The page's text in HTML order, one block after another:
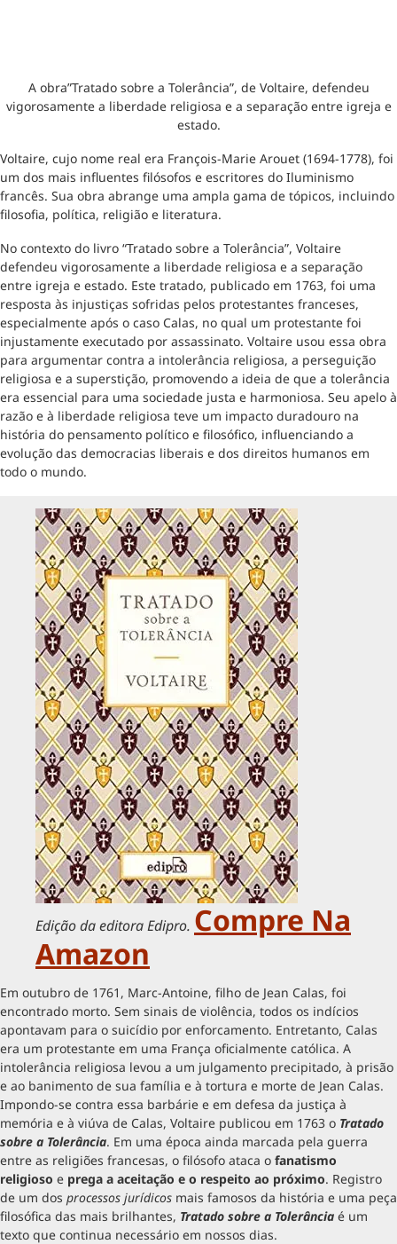
A obra”Tratado sobre a Tolerância”, de Voltaire, defendeu
vigorosamente a liberdade religiosa e a separação entre igreja e
estado.
Voltaire, cujo nome real era François-Marie Arouet (1694-1778), foi
um dos mais influentes filósofos e escritores do Iluminismo
francês. Sua obra abrange uma ampla gama de tópicos, incluindo
filosofia, política, religião e literatura.
No contexto do livro “Tratado sobre a Tolerância”, Voltaire
defendeu vigorosamente a liberdade religiosa e a separação
entre igreja e estado. Este tratado, publicado em 1763, foi uma
resposta às injustiças sofridas pelos protestantes franceses,
especialmente após o caso Calas, no qual um protestante foi
injustamente executado por assassinato. Voltaire usou essa obra
para argumentar contra a intolerância religiosa, a perseguição
religiosa e a superstição, promovendo a ideia de que a tolerância
era essencial para uma sociedade justa e harmoniosa. Seu apelo à
razão e à liberdade religiosa teve um impacto duradouro na
história do pensamento político e filosófico, influenciando a
evolução das democracias liberais e dos direitos humanos em
todo o mundo.
Edição da editora Edipro. Compre Na
Amazon
Em outubro de 1761, Marc-Antoine, filho de Jean Calas, foi
encontrado morto. Sem sinais de violência, todos os indícios
apontavam para o suicídio por enforcamento. Entretanto, Calas
era um protestante em uma França oficialmente católica. A
intolerância religiosa levou a um julgamento precipitado, à prisão
e ao banimento de sua família e à tortura e morte de Jean Calas.
Impondo-se contra essa barbárie e em defesa da justiça à
memória e à viúva de Calas, Voltaire publicou em 1763 o Tratado
sobre a Tolerância. Em uma época ainda marcada pela guerra
entre as religiões francesas, o filósofo ataca o fanatismo
religioso e prega a aceitação e o respeito ao próximo. Registro
de um dos processos jurídicos mais famosos da história e uma peça
filosófica das mais brilhantes, Tratado sobre a Tolerância é um
texto que continua necessário em nossos dias.